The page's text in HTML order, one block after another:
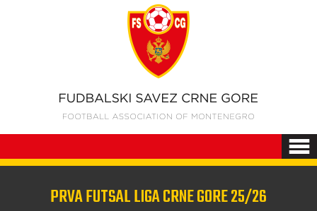
PRVA FUTSAL LIGA CRNE GORE 25/26